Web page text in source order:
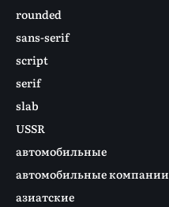
rounded
sans-serif
script
serif
slab
USSR
автомобильные
автомобильные компании
азиатские